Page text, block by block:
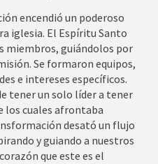
encendió un poderoso
iglesia. El Espíritu Santo
miembros, guiándolos por
Se formaron equipos,
e intereses específicos.
tener un solo líder a tener
los cuales afrontaba
desató un flujo
y guiando a nuestros
que este es el